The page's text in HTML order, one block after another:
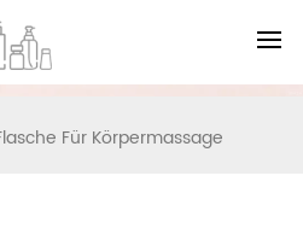
Für Körpermassage